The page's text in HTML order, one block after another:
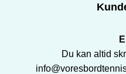
Du kan altid